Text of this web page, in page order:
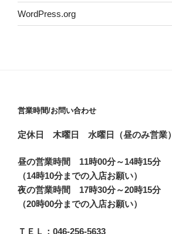
WordPress.org
営業時間/お問い合わせ
定休日 木曜日 水曜日（昼のみ営業）
昼の営業時間 11時00分～14時15分
（14時10分までの入店お願い）
夜の営業時間 17時30分～20時15分
（20時00分までの入店お願い）
ＴＥＬ：046-256-5633